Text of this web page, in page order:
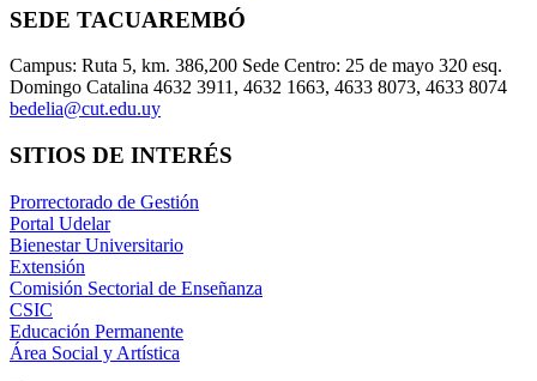
SEDE TACUAREMBÓ
Campus: Ruta 5, km. 386,200 Sede Centro: 25 de mayo 320 esq.
Domingo Catalina 4632 3911, 4632 1663, 4633 8073, 4633 8074
bedelia@cut.edu.uy
SITIOS DE INTERÉS
Prorrectorado de Gestión
Portal Udelar
Bienestar Universitario
Extensión
Comisión Sectorial de Enseñanza
CSIC
Educación Permanente
Área Social y Artística